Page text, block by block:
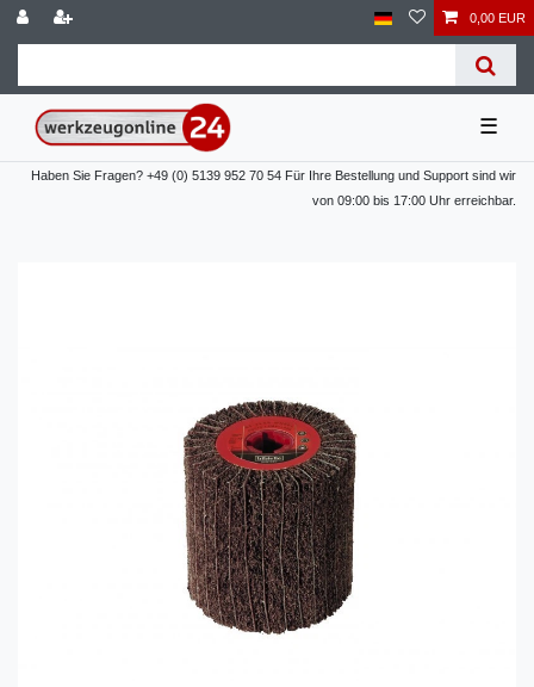
0,00 EUR
☰
Haben Sie Fragen? +49 (0) 5139 952 70 54 Für Ihre Bestellung und Support sind wir
von 09:00 bis 17:00 Uhr erreichbar.